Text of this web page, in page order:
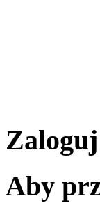
Aby